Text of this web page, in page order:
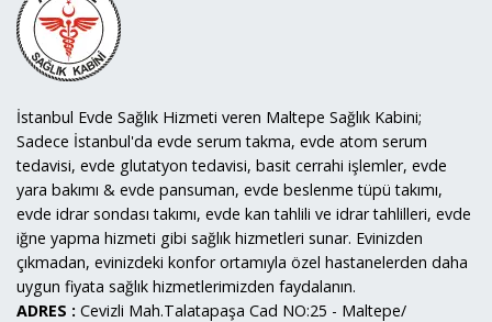
İstanbul Evde Sağlık Hizmeti veren Maltepe Sağlık Kabini;
Sadece İstanbul'da evde serum takma, evde atom serum
tedavisi, evde glutatyon tedavisi, basit cerrahi işlemler, evde
yara bakımı & evde pansuman, evde beslenme tüpü takımı,
evde idrar sondası takımı, evde kan tahlili ve idrar tahlilleri, evde
iğne yapma hizmeti gibi sağlık hizmetleri sunar. Evinizden
çıkmadan, evinizdeki konfor ortamıyla özel hastanelerden daha
uygun fiyata sağlık hizmetlerimizden faydalanın.
ADRES : Cevizli Mah.Talatapaşa Cad NO:25 - Maltepe/